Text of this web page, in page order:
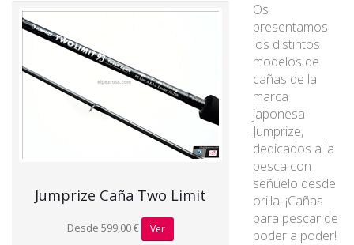
Jumprize Caña Two Limit
Desde 599,00 € Ver
Os
presentamos
los distintos
modelos de
cañas de la
marca
japonesa
Jumprize,
dedicados a la
pesca con
señuelo desde
orilla. ¡Cañas
para pescar de
poder a poder!